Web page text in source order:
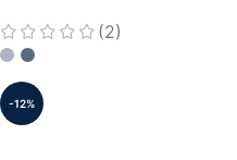
(2)
-12%